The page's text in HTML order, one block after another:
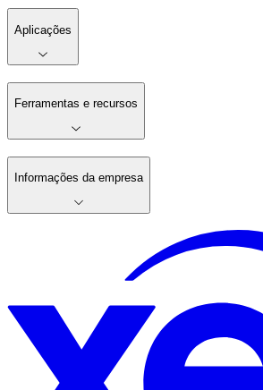
Aplicações
Ferramentas e recursos
Informações da empresa